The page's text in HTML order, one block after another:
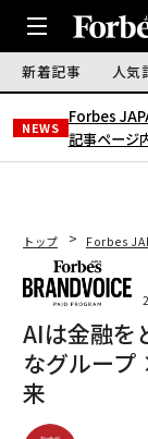
新着記事 人気
NEWS
Forbes
記事ページ
トップ Forbes
AIは金融
なグルー
来